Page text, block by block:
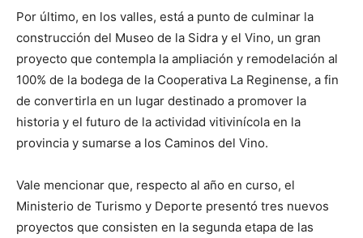
Por último, en los valles, está a punto de culminar la
construcción del Museo de la Sidra y el Vino, un gran
proyecto que contempla la ampliación y remodelación al
100% de la bodega de la Cooperativa La Reginense, a fin
de convertirla en un lugar destinado a promover la
historia y el futuro de la actividad vitivinícola en la
provincia y sumarse a los Caminos del Vino.
Vale mencionar que, respecto al año en curso, el
Ministerio de Turismo y Deporte presentó tres nuevos
proyectos que consisten en la segunda etapa de las